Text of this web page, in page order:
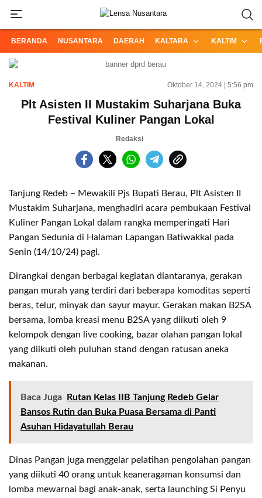
BERANDA NUSANTARA DAERAH KALTARA KALTIM
KALTIM Oktober 14, 2024 | 5:56 pm
Plt Asisten II Mustakim Suharjana Buka
Festival Kuliner Pangan Lokal
Redaksi
Tanjung Redeb – Mewakili Pjs Bupati Berau, Plt Asisten II
Mustakim Suharjana, menghadiri acara pembukaan Festival
Kuliner Pangan Lokal dalam rangka memperingati Hari
Pangan Sedunia di Halaman Lapangan Batiwakkal pada
Senin (14/10/24) pagi.
Dirangkai dengan berbagai kegiatan diantaranya, gerakan
pangan murah yang terdiri dari beberapa komoditas seperti
beras, telur, minyak dan sayur mayur. Gerakan makan B2SA
bersama, lomba kreasi menu B2SA yang diikuti oleh 9
kelompok dengan live cooking, bazar olahan pangan lokal
yang diikuti oleh puluhan stand dengan ratusan aneka
makanan.
Baca Juga
Rutan Kelas IIB Tanjung Redeb Gelar
Bansos Rutin dan Buka Puasa Bersama di Panti
Asuhan Hidayatullah Berau
Dinas Pangan juga menggelar pelatihan pengolahan pangan
yang diikuti 40 orang untuk keaneragaman konsumsi dan
lomba mewarnai bagi anak-anak, serta launching Si Penyu